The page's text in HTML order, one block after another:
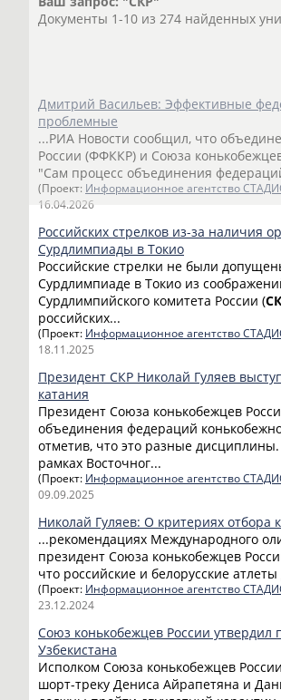
Документы 1-10 из 274 найденных
Дмитрий Васильев: Эффективные
проблемные
...РИА Новости сообщил, что
России (ФФККР) и Союза
"Сам процесс объединения
(Проект: Информационное агентство
16.04.2026
Российских стрелков из-за наличия
Сурдлимпиады в Токио
Российские стрелки не были
Сурдлимпиаде в Токио из
Сурдлимпийского комитета России (
российских...
(Проект: Информационное агентство
18.11.2025
Президент СКР Николай Гуляев
катания
Президент Союза конькобежцев
объединения федераций
отметив, что это разные
рамках Восточног...
(Проект: Информационное агентство
09.09.2025
Николай Гуляев: О критериях
...рекомендациях Международного
президент Союза конькобежцев
что российские и белорусские
(Проект: Информационное агентство
23.12.2024
Союз конькобежцев России утвердил
Узбекистана
Исполком Союза конькобежцев
шорт-треку Дениса Айрапетяна и